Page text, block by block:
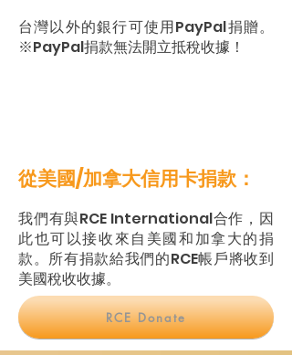
台灣以外的銀行可使用PayPal捐贈。
※PayPal捐款無法開立抵稅收據！
從美國/加拿大信用卡捐款：
我們有與RCE International合作，因
此也可以接收來自美國和加拿大的捐
款。所有捐款給我們的RCE帳戶將收到
美國稅收收據。
RCE Donate